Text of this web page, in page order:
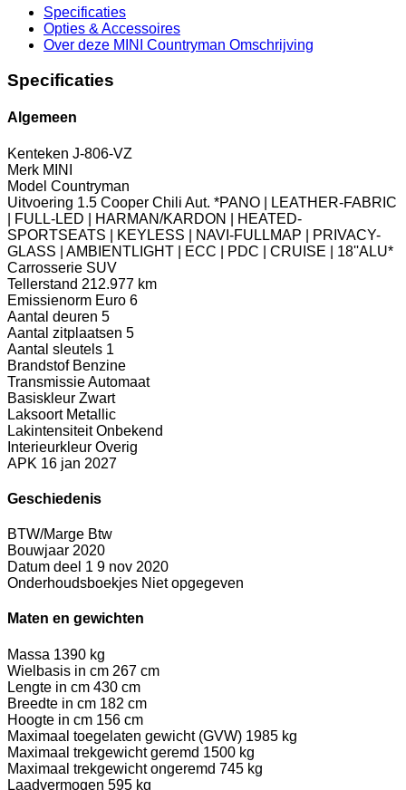
Specificaties
Opties & Accessoires
Over deze MINI Countryman Omschrijving
Specificaties
Algemeen
Kenteken J-806-VZ
Merk MINI
Model Countryman
Uitvoering 1.5 Cooper Chili Aut. *PANO | LEATHER-FABRIC
| FULL-LED | HARMAN/KARDON | HEATED-
SPORTSEATS | KEYLESS | NAVI-FULLMAP | PRIVACY-
GLASS | AMBIENTLIGHT | ECC | PDC | CRUISE | 18''ALU*
Carrosserie SUV
Tellerstand 212.977 km
Emissienorm Euro 6
Aantal deuren 5
Aantal zitplaatsen 5
Aantal sleutels 1
Brandstof Benzine
TransmissieAutomaat
Basiskleur Zwart
Laksoort Metallic
Lakintensiteit Onbekend
Interieurkleur Overig
APK 16 jan 2027
Geschiedenis
BTW/Marge Btw
Bouwjaar 2020
Datum deel 1 9 nov 2020
Onderhoudsboekjes Niet opgegeven
Maten en gewichten
Massa 1390 kg
Wielbasis in cm 267 cm
Lengte in cm 430 cm
Breedte in cm 182 cm
Hoogte in cm 156 cm
Maximaal toegelaten gewicht (GVW) 1985 kg
Maximaal trekgewicht geremd 1500 kg
Maximaal trekgewicht ongeremd 745 kg
Laadvermogen 595 kg